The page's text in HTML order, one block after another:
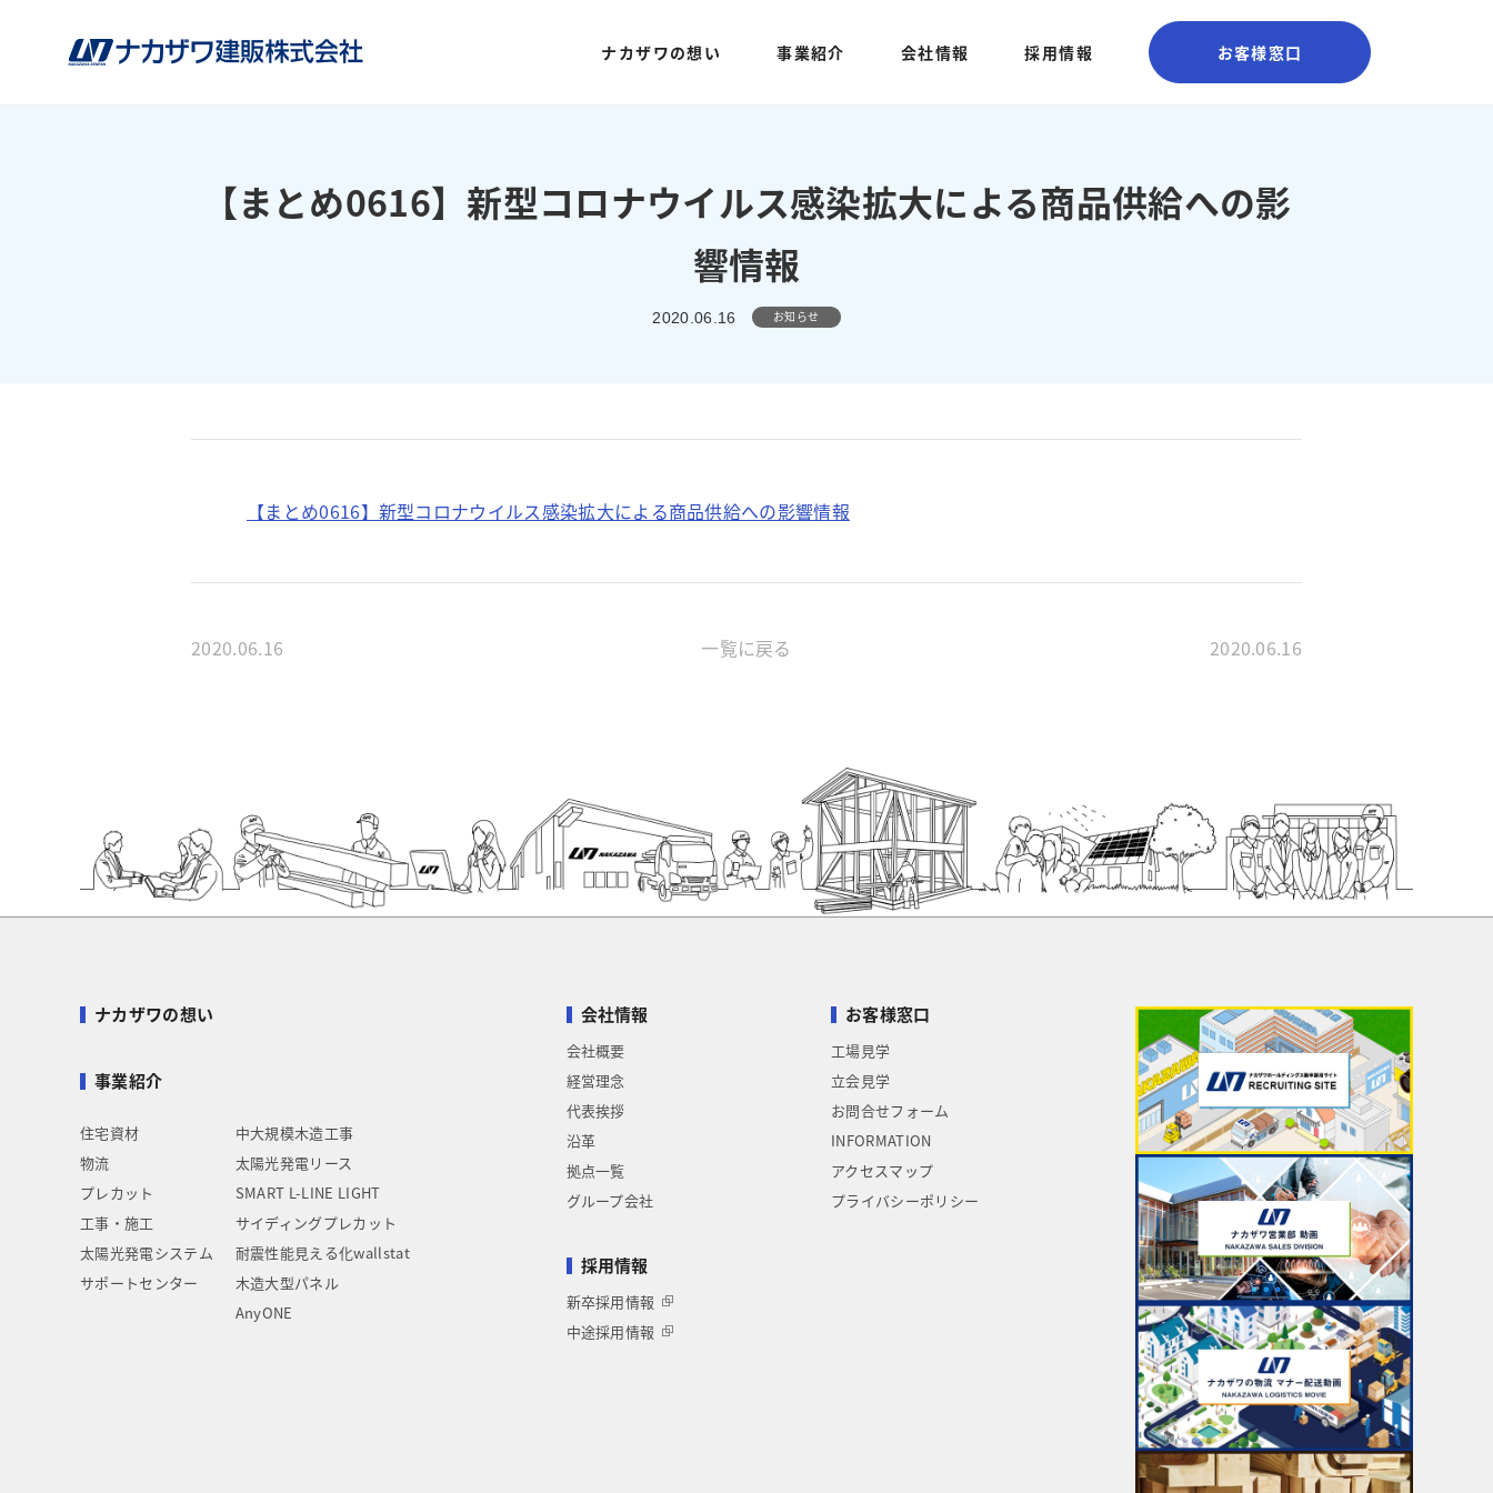
ナカザワの想い 事業紹介 会社情報 採用情報 お客様窓口
【まとめ0616】新型コロナウイルス感染拡大による商品供給への影
響情報
2020.06.16 お知らせ
【まとめ0616】新型コロナウイルス感染拡大による商品供給への影響情報
2020.06.16 一覧に戻る 2020.06.16
ナカザワの想い
事業紹介
住宅資材
物流
プレカット
工事・施工
太陽光発電システム
サポートセンター
中大規模木造工事
太陽光発電リース
SMART L-LINE LIGHT
サイディングプレカット
耐震性能見える化wallstat
木造大型パネル
AnyONE
会社情報
会社概要
経営理念
代表挨拶
沿革
拠点一覧
グループ会社
採用情報
新卒採用情報
中途採用情報
お客様窓口
工場見学
立会見学
お問合せフォーム
INFORMATION
アクセスマップ
プライバシーポリシー